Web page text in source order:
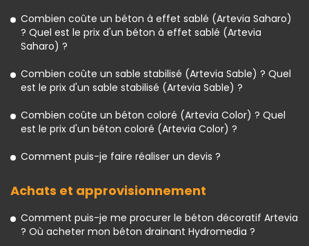
Combien coûte un béton à effet sablé (Artevia Saharo)
? Quel est le prix d'un béton à effet sablé (Artevia
Saharo) ?
Combien coûte un sable stabilisé (Artevia Sable) ? Quel
est le prix d'un sable stabilisé (Artevia Sable) ?
Combien coûte un béton coloré (Artevia Color) ? Quel
est le prix d'un béton coloré (Artevia Color) ?
Comment puis-je faire réaliser un devis ?
Achats et approvisionnement
Comment puis-je me procurer le béton décoratif Artevia
? Où acheter mon béton drainant Hydromedia ?